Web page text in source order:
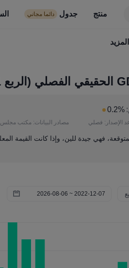
منتج جدول دائما مجاني
منافسة
دائما مجاني السوق
المزيد
0.2%
الإصدار: فصلي مصادر البيانات: مكتب مجلس
فهي جيدة للين، وإذا كانت القيمة